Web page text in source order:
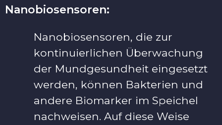
Nanobiosensoren:
Nanobiosensoren, die zur
kontinuierlichen Überwachung
der Mundgesundheit eingesetzt
werden, können Bakterien und
andere Biomarker im Speichel
nachweisen. Auf diese Weise